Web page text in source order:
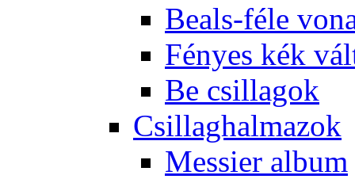
Be­als-fé­le
Fé­nyes kék
Be csil­la­gok
Csil­lag­hal­ma­zok
Mes­si­er al­bum